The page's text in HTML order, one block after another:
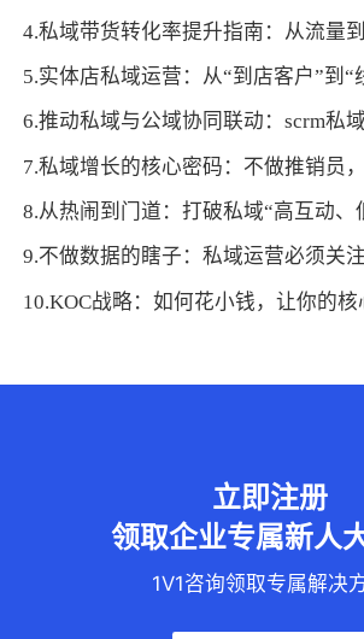
4.私域带货转化率提升指南：从流量
7.私域增长的核心密码：不做推销员
8.从热闹到门道：打破私域“高互动、
立即注册
领取企业专属新人
1V1咨询领取专属解决